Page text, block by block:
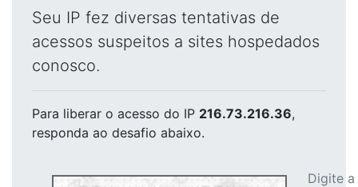
Seu IP fez diversas tentativas de
acessos suspeitos a sites hospedados
conosco.
Para liberar o acesso do IP 216.73.216.36,
responda ao desafio abaixo.
Digite